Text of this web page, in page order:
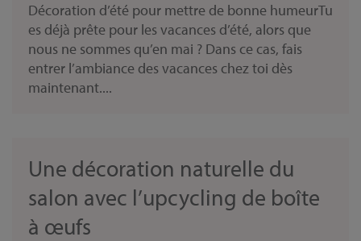
Décoration d’été pour mettre de bonne humeurTu
es déjà prête pour les vacances d’été, alors que
nous ne sommes qu’en mai ? Dans ce cas, fais
entrer l’ambiance des vacances chez toi dès
maintenant....
Une décoration naturelle du
salon avec l’upcycling de boîte
à œufs